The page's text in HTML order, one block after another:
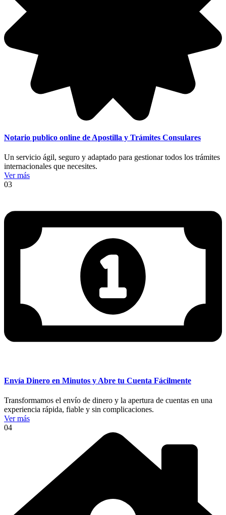
Notario publico online de Apostilla y Trámites Consulares
Un servicio ágil, seguro y adaptado para gestionar todos los trámites
internacionales que necesites.
Ver más
03
Envía Dinero en Minutos y Abre tu Cuenta Fácilmente
Transformamos el envío de dinero y la apertura de cuentas en una
experiencia rápida, fiable y sin complicaciones.
Ver más
04